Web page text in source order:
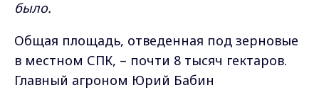
было.
Общая площадь, отведенная под зерновые
в местном СПК, – почти 8 тысяч гектаров.
Главный агроном Юрий Бабин